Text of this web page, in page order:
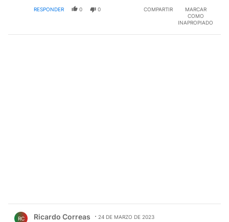
RESPONDER 0 0 COMPARTIR
MARCAR
COMO
INAPROPIADO
RC Ricardo Correas 24 DE MARZO DE 2023